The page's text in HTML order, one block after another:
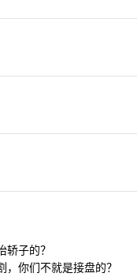
子的？
你们不就是接盘的？